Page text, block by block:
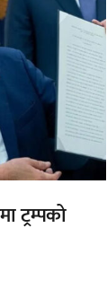
ट्रम्पको